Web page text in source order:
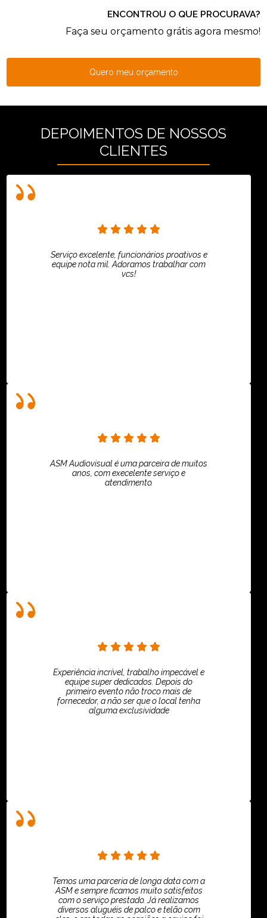
ENCONTROU O QUE PROCURAVA?
Faça seu orçamento grátis agora mesmo!
Quero meu orçamento
DEPOIMENTOS DE NOSSOS
CLIENTES
Serviço excelente, funcionários proativos e
equipe nota mil. Adoramos trabalhar com
vcs!
ASM Audiovisual é uma parceira de muitos
anos, com execelente serviço e
atendimento.
Experiência incrível, trabalho impecável e
equipe super dedicados. Depois do
primeiro evento não troco mais de
fornecedor, a não ser que o local tenha
alguma exclusividade
Temos uma parceria de longa data com a
ASM e sempre ficamos muito satisfeitos
com o serviço prestado. Já realizamos
diversos aluguéis de palco e telão com